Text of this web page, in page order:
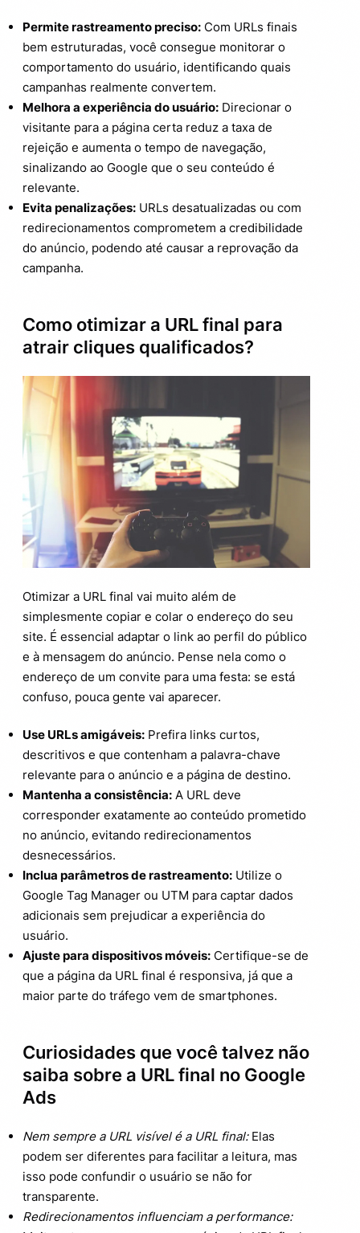
Permite rastreamento preciso: Com URLs finais
bem estruturadas, você consegue monitorar o
comportamento do usuário, identificando quais
campanhas realmente convertem.
Melhora a experiência do usuário: Direcionar o
visitante para a página certa reduz a taxa de
rejeição e aumenta o tempo de navegação,
sinalizando ao Google que o seu conteúdo é
relevante.
Evita penalizações: URLs desatualizadas ou com
redirecionamentos comprometem a credibilidade
do anúncio, podendo até causar a reprovação da
campanha.
Como otimizar a URL final para
atrair cliques qualificados?
Otimizar a URL final vai muito além de
simplesmente copiar e colar o endereço do seu
site. É essencial adaptar o link ao perfil do público
e à mensagem do anúncio. Pense nela como o
endereço de um convite para uma festa: se está
confuso, pouca gente vai aparecer.
Use URLs amigáveis: Prefira links curtos,
descritivos e que contenham a palavra-chave
relevante para o anúncio e a página de destino.
Mantenha a consistência: A URL deve
corresponder exatamente ao conteúdo prometido
no anúncio, evitando redirecionamentos
desnecessários.
Inclua parâmetros de rastreamento: Utilize o
Google Tag Manager ou UTM para captar dados
adicionais sem prejudicar a experiência do
usuário.
Ajuste para dispositivos móveis: Certifique-se de
que a página da URL final é responsiva, já que a
maior parte do tráfego vem de smartphones.
Curiosidades que você talvez não
saiba sobre a URL final no Google
Ads
Nem sempre a URL visível é a URL final:Elas
podem ser diferentes para facilitar a leitura, mas
isso pode confundir o usuário se não for
transparente.
Redirecionamentos influenciam a performance: